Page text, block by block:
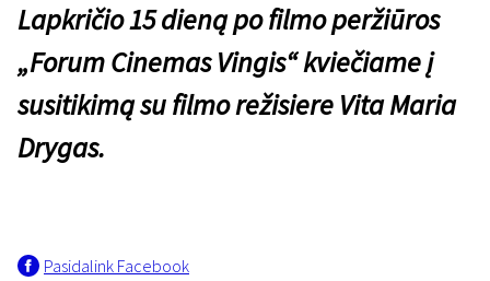
Lapkričio 15 dieną po filmo peržiūros
„Forum Cinemas Vingis“ kviečiame į
susitikimą su filmo režisiere Vita Maria
Drygas.
Pasidalink Facebook